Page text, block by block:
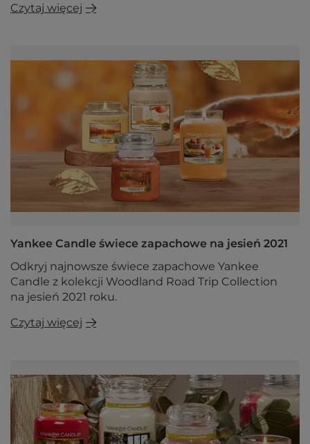
Czytaj więcej
Yankee Candle świece zapachowe na jesień 2021
Odkryj najnowsze świece zapachowe Yankee
Candle z kolekcji Woodland Road Trip Collection
na jesień 2021 roku.
Czytaj więcej